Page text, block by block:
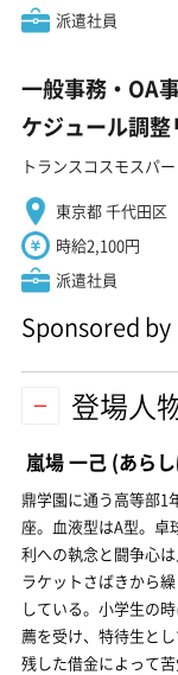
派遣社員
一般事務・OA
ケジュール調
トランスコスモスパ
東京都 千代田区
時給2,100円
派遣社員
Sponsored by
登場人
嵐場 一己 (あら
鼎学園に通う高等部1
座。血液型はA型。
利への執念と闘争心
ラケットさばきから
している。小学生の
薦を受け、特待生と
残した借金によって